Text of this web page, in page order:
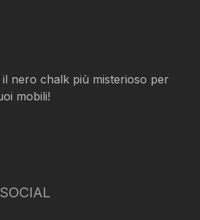
il nero chalk più misterioso per
mobili!